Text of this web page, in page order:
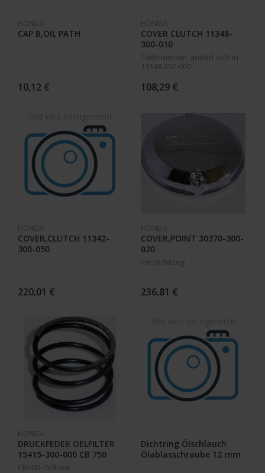
HONDA
CAP B,OIL PATH
10,12 €
HONDA
COVER CLUTCH 11348-
300-010
Teilenummer ändert sich in
11348-392-000
108,29 €
HONDA
COVER,CLUTCH 11342-
300-050
220,01 €
HONDA
COVER,POINT 30370-300-
020
mit Dichtung
236,81 €
HONDA
DRUCKFEDER OELFILTER
15415-300-000 CB 750
Four
CB500-750Four
Dichtring Ölschlauch
Ölablasschraube 12 mm